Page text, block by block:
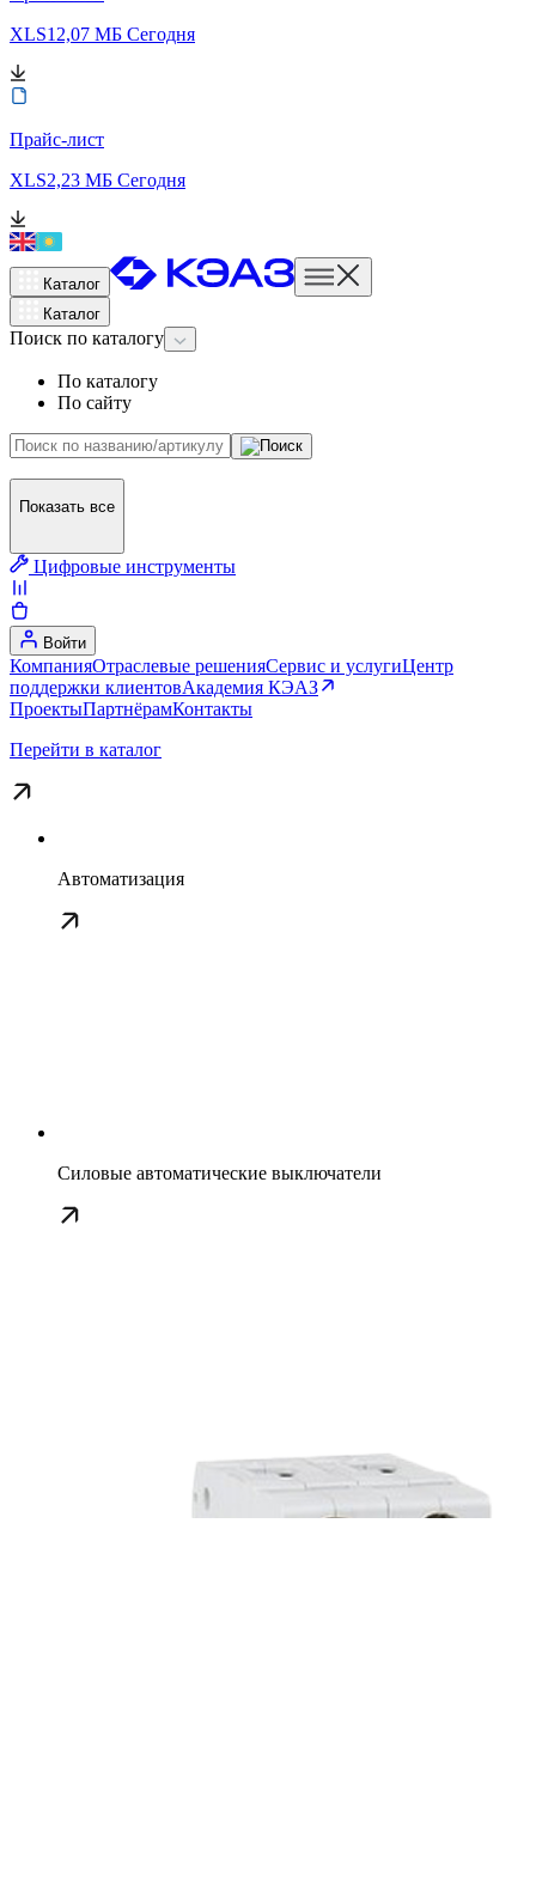
XLS12,07 МБ Сегодня
Прайс-лист
XLS2,23 МБ Сегодня
Каталог
Каталог
Поиск по каталогу
По каталогу
По сайту
Показать все
Цифровые инструменты
Войти
КомпанияОтраслевые решенияСервис и услугиЦентр
поддержки клиентовАкадемия КЭАЗ
ПроектыПартнёрамКонтакты
Перейти в каталог
Автоматизация
Силовые автоматические выключатели